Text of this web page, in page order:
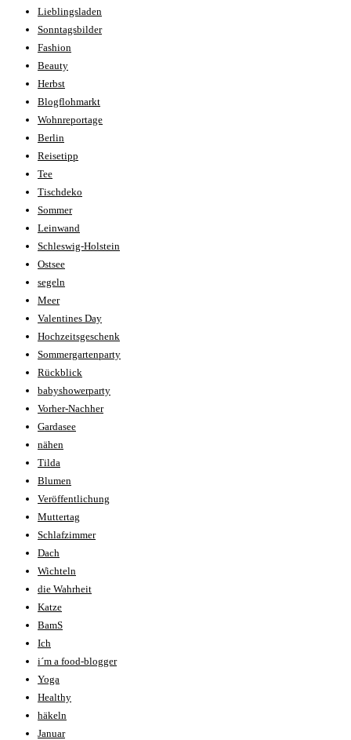
Lieblingsladen
Sonntagsbilder
Fashion
Beauty
Herbst
Blogflohmarkt
Wohnreportage
Berlin
Reisetipp
Tee
Tischdeko
Sommer
Leinwand
Schleswig-Holstein
Ostsee
segeln
Meer
Valentines Day
Hochzeitsgeschenk
Sommergartenparty
Rückblick
babyshowerparty
Vorher-Nachher
Gardasee
nähen
Tilda
Blumen
Veröffentlichung
Muttertag
Schlafzimmer
Dach
Wichteln
die Wahrheit
Katze
BamS
Ich
i´m a food-blogger
Yoga
Healthy
häkeln
Januar